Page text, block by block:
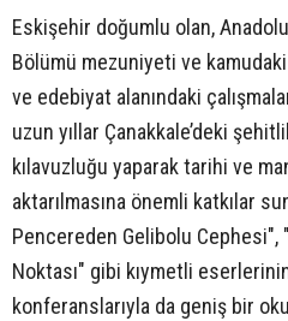
Eskişehir doğumlu olan,
Bölümü mezuniyeti ve
ve edebiyat alanındaki
uzun yıllar Çanakkale’deki
kılavuzluğu yaparak tarihi ve
aktarılmasına önemli katkılar
Pencereden Gelibolu Cephesi",
Noktası" gibi kıymetli
konferanslarıyla da geniş bir